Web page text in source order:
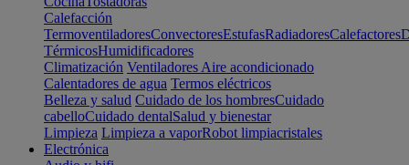
Calefacción
TermoventiladoresConvectoresEstufasRadiadoresCalefactores
TérmicosHumidificadores
Climatización Ventiladores Aire acondicionado
Calentadores de agua Termos eléctricos
Belleza y salud Cuidado de los hombresCuidado
cabelloCuidado dentalSalud y bienestar
Limpieza Limpieza a vaporRobot limpiacristales
Electrónica